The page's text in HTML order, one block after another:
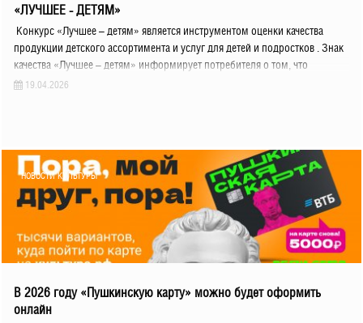
«ЛУЧШЕЕ - ДЕТЯМ»
Конкурс «Лучшее – детям» является инструментом оценки качества
продукции детского ассортимента и услуг для детей и подростков . Знак
качества «Лучшее – детям» информирует потребителя о том, что
19.04.2026
НОВОСТИ КУЛЬТУРЫ
В 2026 году «Пушкинскую карту» можно будет оформить
онлайн